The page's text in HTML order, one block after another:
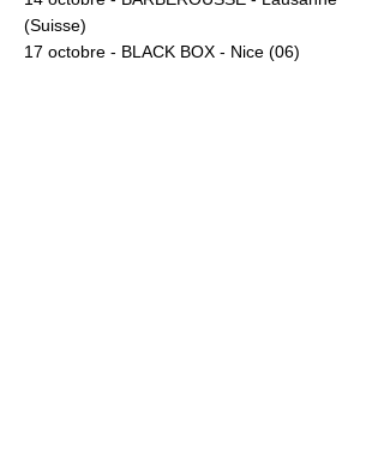
(Suisse)
17 octobre - BLACK BOX - Nice (06)